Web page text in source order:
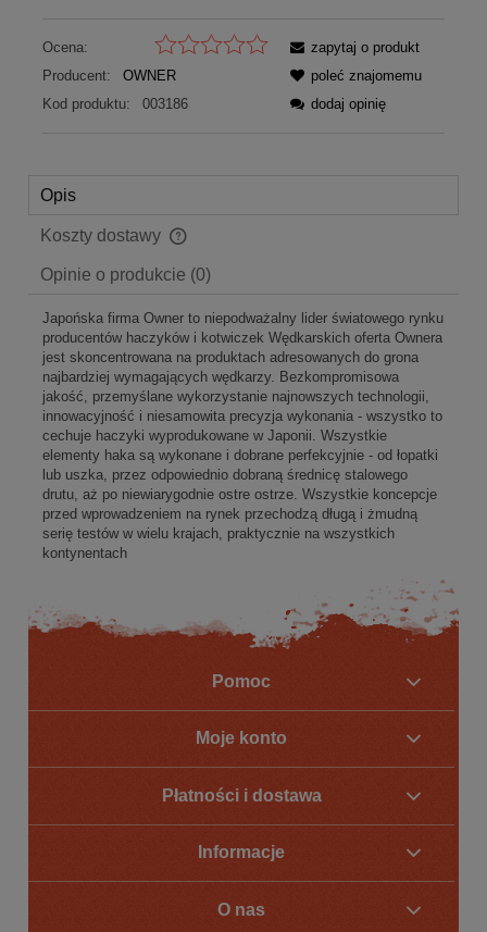
Ocena:
Producent:
OWNER
Kod produktu:
003186
zapytaj o produkt
poleć znajomemu
dodaj opinię
Opis
Koszty dostawy
Cena nie zawiera ewentualnych kosztów płatności
Opinie o produkcie (0)
Japońska firma Owner to niepodważalny lider światowego rynku
producentów haczyków i kotwiczek Wędkarskich oferta Ownera
jest skoncentrowana na produktach adresowanych do grona
najbardziej wymagających wędkarzy. Bezkompromisowa
jakość, przemyślane wykorzystanie najnowszych technologii,
innowacyjność i niesamowita precyzja wykonania - wszystko to
cechuje haczyki wyprodukowane w Japonii. Wszystkie
elementy haka są wykonane i dobrane perfekcyjnie - od łopatki
lub uszka, przez odpowiednio dobraną średnicę stalowego
drutu, aż po niewiarygodnie ostre ostrze. Wszystkie koncepcje
przed wprowadzeniem na rynek przechodzą długą i żmudną
serię testów w wielu krajach, praktycznie na wszystkich
kontynentach
Pomoc
Moje konto
Płatności i dostawa
Informacje
O nas